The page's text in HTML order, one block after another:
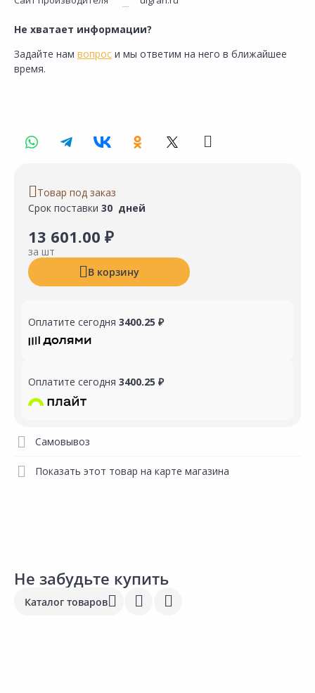
Не хватает информации?
Задайте нам вопрос и мы ответим на него в ближайшее
время.
Товар под заказ
Срок поставки 30 дней
13 601.00 ₽
за шт
В корзину
Оплатите сегодня 3400.25 ₽
Оплатите сегодня 3400.25 ₽
Самовывоз
Показать этот товар на карте магазина
Не забудьте купить
Каталог товаров